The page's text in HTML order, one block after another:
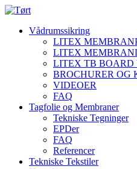
Vådrumssikring
LITEX
LITEX
LITEX TB BOARD
BROCHURER OG
VIDEOER
FAQ
Tagfolie og Membraner
Tekniske Tegninger
EPDer
FAQ
Referencer
Tekniske Tekstiler